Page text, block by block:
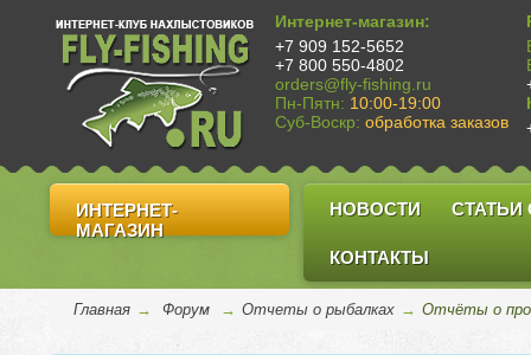
Интернет-магазин:
+7 909 152-5652
+7 800 550-4802
orders@fly-fishing.ru
Пн-Пятн: 10:00-19:00
Суб-Воскр: обработка заказов
ИНТЕРНЕТ-
МАГАЗИН
НОВОСТИ СТАТЬИ
КОНТАКТЫ
Главная → Форум → Отчеты о рыбалках → Отчёты о